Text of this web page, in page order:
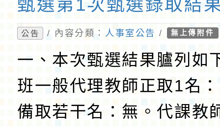
甄選第1次甄選錄取結
公告 / 內容分類： 人事室公告 / 無上傳附件
一、本次甄選結果臚列如
班一般代理教師正取1名
備取若干名：無。代課教